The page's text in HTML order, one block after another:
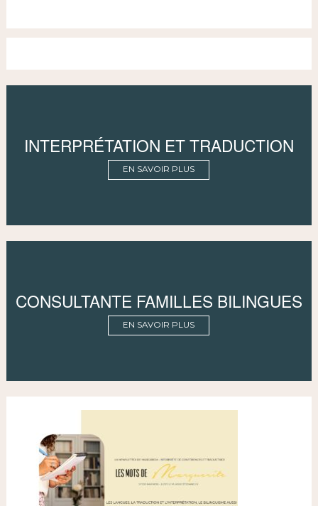
INTERPRÉTATION ET TRADUCTION
EN SAVOIR PLUS
CONSULTANTE FAMILLES BILINGUES
EN SAVOIR PLUS